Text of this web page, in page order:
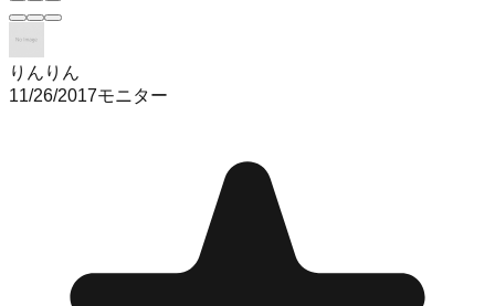
りんりん
11/26/2017モニター